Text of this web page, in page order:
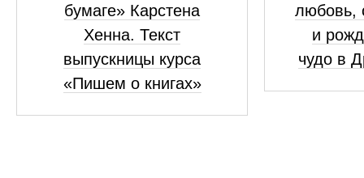
бумаге» Карстена
Хенна. Текст
выпускницы курса
«Пишем о книгах»
любовь,
и
чудо в